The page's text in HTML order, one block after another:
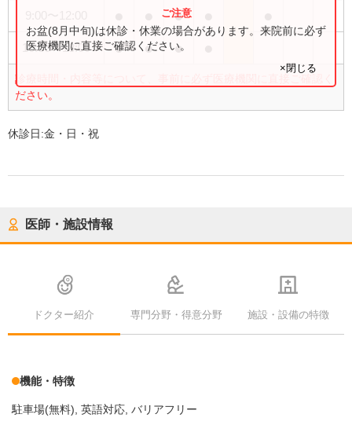
●
16:00〜18:00 ● ● ●
診療時間・内容等について、事前に必ず医療機関に直接ご確認く
ださい。
お盆(8月中旬)は休診・休業の場合があります。来院前に必ず
医療機関に直接ご確認ください。
×閉じる
休診日:金・日・祝
医師・施設情報
ドクター紹介 専門分野・得意分野 施設・設備の特徴
機能・特徴
駐車場(無料) 英語対応 バリアフリー